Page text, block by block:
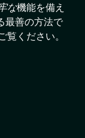
な機能を備え
最善の方法で
ください。